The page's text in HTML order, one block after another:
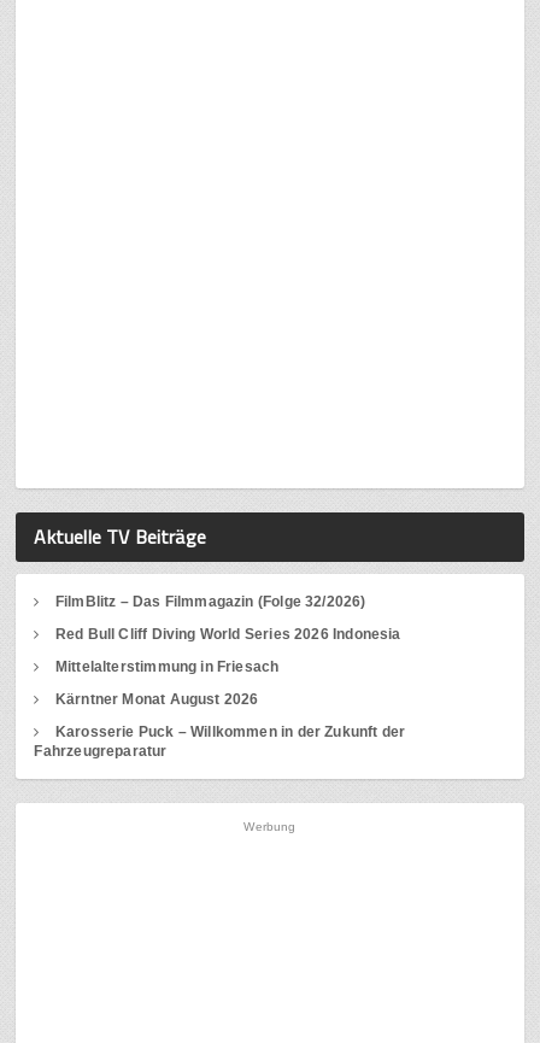
Aktuelle TV Beiträge
FilmBlitz – Das Filmmagazin (Folge 32/2026)
Red Bull Cliff Diving World Series 2026 Indonesia
Mittelalterstimmung in Friesach
Kärntner Monat August 2026
Karosserie Puck – Willkommen in der Zukunft der
Fahrzeugreparatur
Werbung